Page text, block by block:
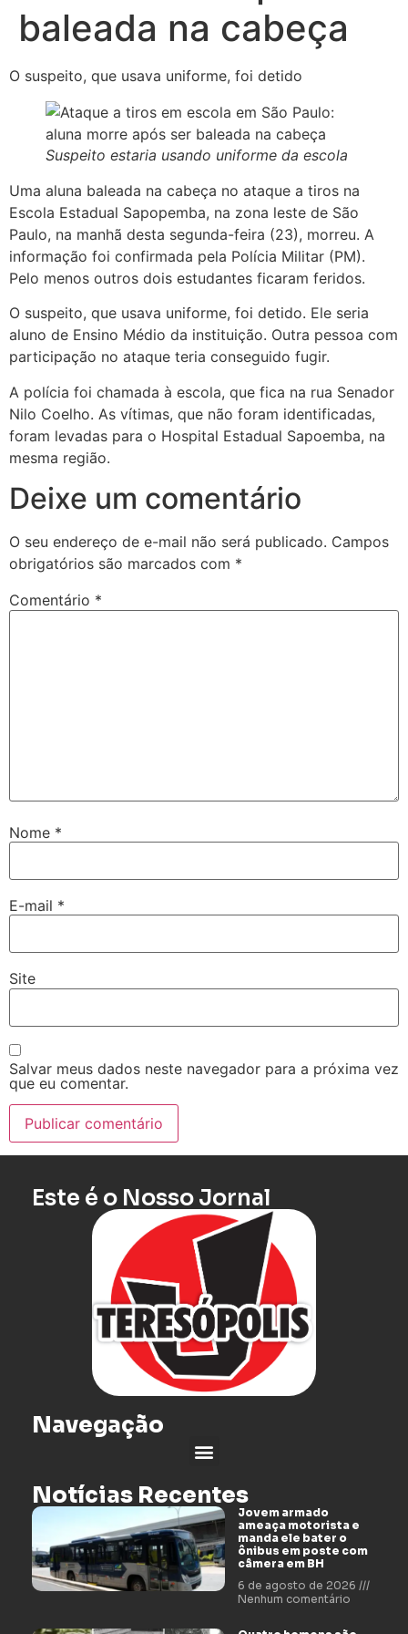
baleada na cabeça
O suspeito, que usava uniforme, foi detido
Suspeito estaria usando uniforme da escola
Uma aluna baleada na cabeça no ataque a tiros na
Escola Estadual Sapopemba, na zona leste de São
Paulo, na manhã desta segunda-feira (23), morreu. A
informação foi confirmada pela Polícia Militar (PM).
Pelo menos outros dois estudantes ficaram feridos.
O suspeito, que usava uniforme, foi detido. Ele seria
aluno de Ensino Médio da instituição. Outra pessoa com
participação no ataque teria conseguido fugir.
A polícia foi chamada à escola, que fica na rua Senador
Nilo Coelho. As vítimas, que não foram identificadas,
foram levadas para o Hospital Estadual Sapoemba, na
mesma região.
Deixe um comentário
O seu endereço de e-mail não será publicado. Campos
obrigatórios são marcados com *
Comentário *
Nome *
E-mail *
Site
Salvar meus dados neste navegador para a próxima vez
que eu comentar.
Este é o Nosso Jornal
Navegação
Notícias Recentes
Jovem armado
ameaça motorista e
manda ele bater o
ônibus em poste com
câmera em BH
6 de agosto de 2026
Nenhum comentário